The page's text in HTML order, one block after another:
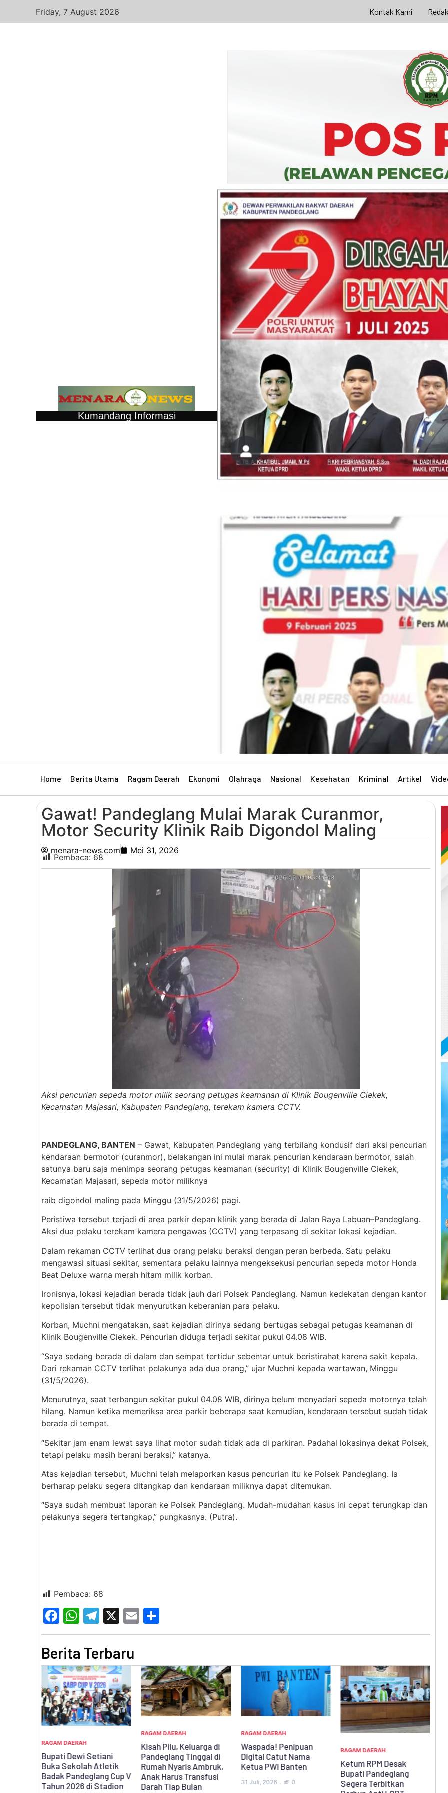
Friday, 7 August 2026 Kontak Kami
Kumandang Informasi
Home Berita Utama Ragam Daerah Ekonomi Olahraga Nasional Kesehatan Kriminal Artikel
Gawat! Pandeglang Mulai Marak Curanmor,
Motor Security Klinik Raib Digondol Maling
menara-news.com Mei 31, 2026
Pembaca: 68
Aksi pencurian sepeda motor milik seorang petugas keamanan di Klinik Bougenville Ciekek,
Kecamatan Majasari, Kabupaten Pandeglang, terekam kamera CCTV.
PANDEGLANG, BANTEN – Gawat, Kabupaten Pandeglang yang terbilang kondusif dari aksi pencurian
kendaraan bermotor (curanmor), belakangan ini mulai marak pencurian kendaraan bermotor, salah
satunya baru saja menimpa seorang petugas keamanan (security) di Klinik Bougenville Ciekek,
Kecamatan Majasari, sepeda motor miliknya
raib digondol maling pada Minggu (31/5/2026) pagi.
Peristiwa tersebut terjadi di area parkir depan klinik yang berada di Jalan Raya Labuan–Pandeglang.
Aksi dua pelaku terekam kamera pengawas (CCTV) yang terpasang di sekitar lokasi kejadian.
Dalam rekaman CCTV terlihat dua orang pelaku beraksi dengan peran berbeda. Satu pelaku
mengawasi situasi sekitar, sementara pelaku lainnya mengeksekusi pencurian sepeda motor Honda
Beat Deluxe warna merah hitam milik korban.
Ironisnya, lokasi kejadian berada tidak jauh dari Polsek Pandeglang. Namun kedekatan dengan kantor
kepolisian tersebut tidak menyurutkan keberanian para pelaku.
Korban, Muchni mengatakan, saat kejadian dirinya sedang bertugas sebagai petugas keamanan di
Klinik Bougenville Ciekek. Pencurian diduga terjadi sekitar pukul 04.08 WIB.
“Saya sedang berada di dalam dan sempat tertidur sebentar untuk beristirahat karena sakit kepala.
Dari rekaman CCTV terlihat pelakunya ada dua orang,” ujar Muchni kepada wartawan, Minggu
(31/5/2026).
Menurutnya, saat terbangun sekitar pukul 04.08 WIB, dirinya belum menyadari sepeda motornya telah
hilang. Namun ketika memeriksa area parkir beberapa saat kemudian, kendaraan tersebut sudah tidak
berada di tempat.
“Sekitar jam enam lewat saya lihat motor sudah tidak ada di parkiran. Padahal lokasinya dekat Polsek,
tetapi pelaku masih berani beraksi,” katanya.
Atas kejadian tersebut, Muchni telah melaporkan kasus pencurian itu ke Polsek Pandeglang. Ia
berharap pelaku segera ditangkap dan kendaraan miliknya dapat ditemukan.
“Saya sudah membuat laporan ke Polsek Pandeglang. Mudah-mudahan kasus ini cepat terungkap dan
pelakunya segera tertangkap,” pungkasnya. (Putra).
Pembaca: 68
Facebook
WhatsApp
Telegram
X Email
Berita Terbaru
RAGAM DAERAH
Bupati Dewi Setiani
Buka Sekolah Atletik
Badak Pandeglang Cup V
Tahun 2026 di Stadion
RAGAM DAERAH
Kisah Pilu, Keluarga di
Pandeglang Tinggal di
Rumah Nyaris Ambruk,
Anak Harus Transfusi
Darah Tiap Bulan
RAGAM DAERAH
Waspada! Penipuan
Digital Catut Nama
Ketua PWI Banten
31 Juli, 2026 0
RAGAM DAERAH
Ketum RPM Desak
Bupati Pandeglang
Segera Terbitkan